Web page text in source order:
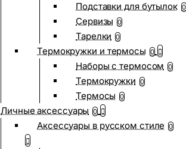
Подставки для бутылок 0
Сервизы 0
Тарелки 0
Термокружки и термосы 0
Наборы с термосом 0
Термокружки 0
Термосы 0
Личные аксессуары 0
Аксессуары в русском стиле 0